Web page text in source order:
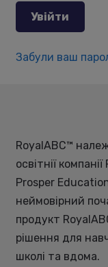
Увійти
Забули ваш
RoyalABC™
освітнії компанії
Prosper
неймовірний
продукт
рішення для
школі та вдома.